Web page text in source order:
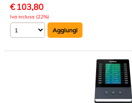
€ 103,80
Iva inclusa (22%)